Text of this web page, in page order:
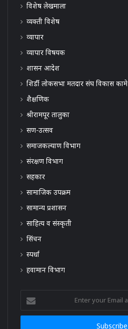
विशेष लेखमाला
व्यक्ती विशेष
व्यापार
व्यापार विषयक
शासन आदेश
शिर्डी लोकसभा मतदार संघ विकास कामे
शैक्षणिक
श्रीरामपूर तालुका
सण-उत्सव
समाजकल्याण विभाग
संरक्षण विभाग
सहकार
सामाजिक उपक्रम
सामान्य प्रशासन
साहित्य व संस्कृती
सिंचन
स्पर्धा
हवामान विभाग
your
Email